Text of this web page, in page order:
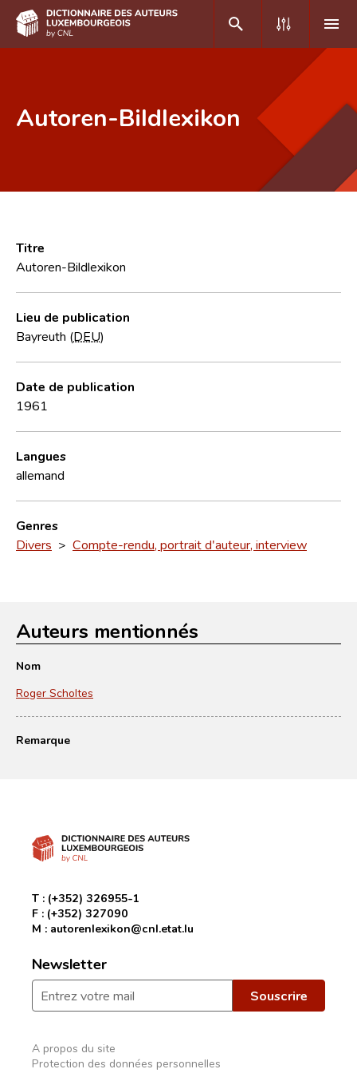
Foire aux questions
CNL
Équipe scientifique
Contact
Autoren-Bildlexikon
Titre
Autoren-Bildlexikon
Lieu de publication
Bayreuth (DEU)
Date de publication
1961
Langues
allemand
Genres
Divers > Compte-rendu, portrait d'auteur, interview
Auteurs mentionnés
Nom
Roger Scholtes
Remarque
T : (+352) 326955-1
F : (+352) 327090
M : autorenlexikon@cnl.etat.lu
Newsletter
A propos du site
Protection des données personnelles